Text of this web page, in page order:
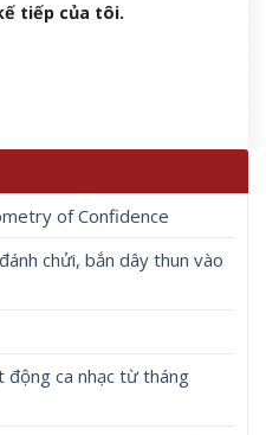
tiếp của tôi.
of Confidence
chửi, bắn dây thun vào
động ca nhạc từ tháng